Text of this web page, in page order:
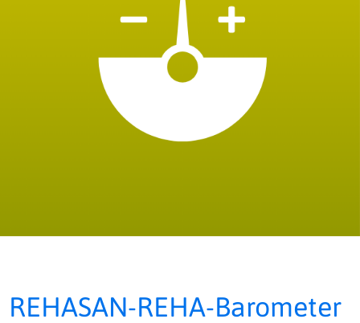
REHASAN-REHA-Barometer